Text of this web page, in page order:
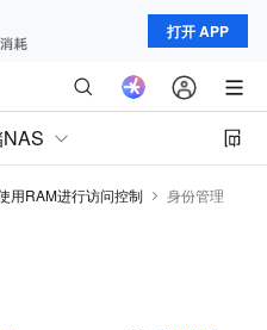
打开 APP
用RAM进行访问控制 身份管理